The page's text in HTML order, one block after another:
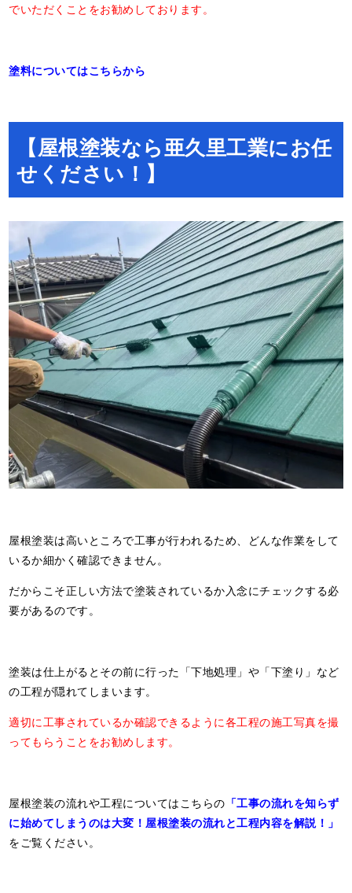
でいただくことをお勧めしております。
塗料についてはこちらから
【屋根塗装なら亜久里工業にお任
せください！】
屋根塗装は高いところで工事が行われるため、どんな作業をして
いるか細かく確認できません。
だからこそ正しい方法で塗装されているか入念にチェックする必
要があるのです。
塗装は仕上がるとその前に行った「下地処理」や「下塗り」など
の工程が隠れてしまいます。
適切に工事されているか確認できるように各工程の施工写真を撮
ってもらうことをお勧めします。
屋根塗装の流れや工程についてはこちらの 「工事の流れを知らず
に始めてしまうのは大変！屋根塗装の流れと工程内容を解説！」
をご覧ください。